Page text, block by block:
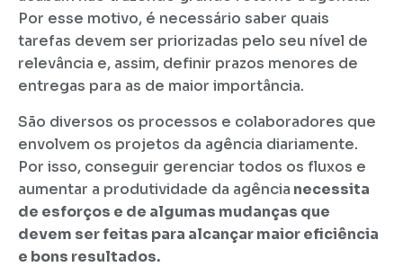
Por esse motivo, é necessário saber quais
tarefas devem ser priorizadas pelo seu nível de
relevância e, assim, definir prazos menores de
entregas para as de maior importância.
São diversos os processos e colaboradores que
envolvem os projetos da agência diariamente.
Por isso, conseguir gerenciar todos os fluxos e
aumentar a produtividade da agência necessita
de esforços e de algumas mudanças que
devem ser feitas para alcançar maior eficiência
e bons resultados.